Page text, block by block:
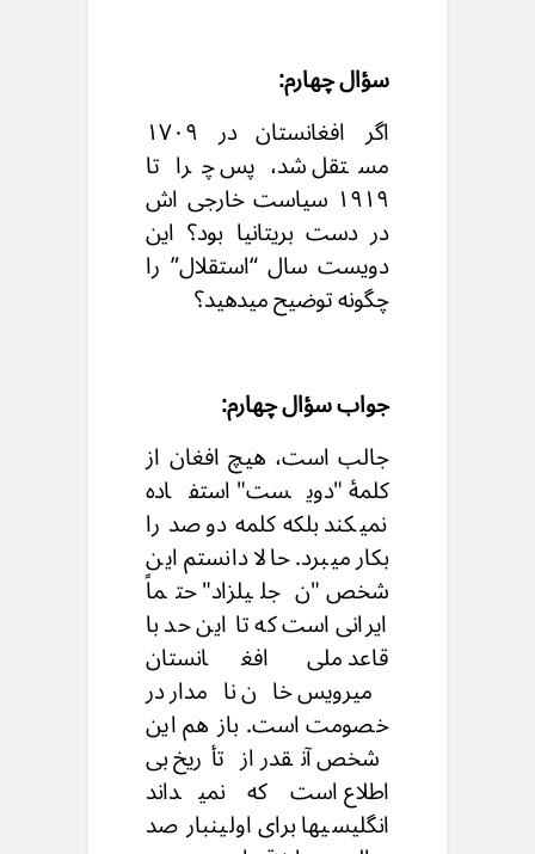
سؤال چهارم:
اگر افغانستان در ۱۷۰۹
مستقل شد، پس چرا تا
۱۹۱۹ سیاست خارجی اش
در دست بریتانیا بود؟ این
دویست سال “استقلال” را
چگونه توضیح میدهید؟
جواب سؤال چهارم:
جالب است، هیچ افغان از
کلمهٔ "دویست" استفاده
نمیکند بلکه کلمه دو صد را
بکار میبرد. حالا دانستم این
شخص "ن جلیلزاد" حتماً
ایرانی است که تا این حد با
قاعد ملی افغانستان
میرویس خان نامدار در
خصومت است. باز هم این
شخص آنقدر از تأریخ بی
اطلاع است که نمیداند
انگلیسیها برای اولینبار صد